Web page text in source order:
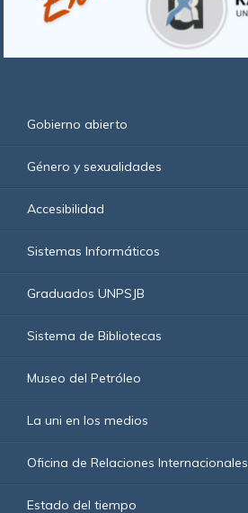
Gobierno abierto
Género y sexualidades
Accesibilidad
Sistemas Informáticos
Graduados UNPSJB
Sistema de Bibliotecas
Museo del Petróleo
La uni en los medios
Oficina de Relaciones Internacionales
Estado del tiempo